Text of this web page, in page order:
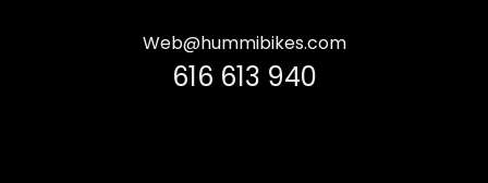
Web@hummibikes.com
616 613 940